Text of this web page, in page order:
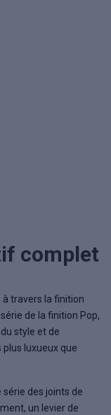
complet
à travers la finition
de la finition Pop,
style et de
plus luxueux que
série des joints de
un levier de